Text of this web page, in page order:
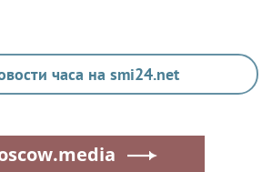
часа на smi24.net